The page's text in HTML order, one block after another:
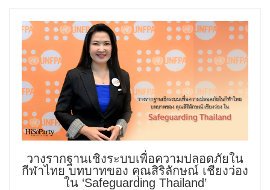
วางรากฐานเชิงระบบเพื่อความปลอดภัยใน
กีฬาไทย บทบาทของ คุณสิริลักษณ์ เชียงว่อง
ใน ‘Safeguarding Thailand’